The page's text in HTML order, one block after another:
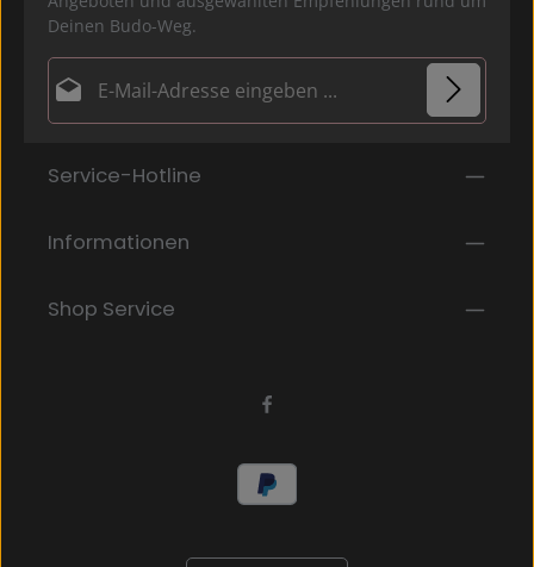
Deinen Budo-Weg.
E-Mail-Adresse*
Ich habe dieDatenschutzbestimmungen
mit ihnen einverstanden.
Die mit einem Stern (*) markierten Felder sind
Pflichtfelder.
Service-Hotline
Informationen
Shop Service